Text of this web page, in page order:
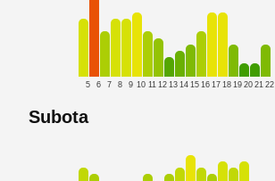
5 6 7 8 9 10 11 12 13 14 15 16 17 18 19 20 21 22
Subota